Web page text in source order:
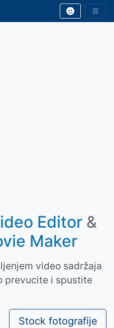
Editor &
Maker
video sadržaja
prevucite i spustite
Stock fotografije